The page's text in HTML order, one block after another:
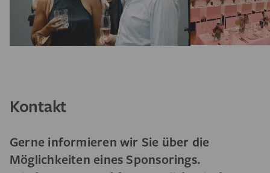
Kontakt
Gerne informieren wir Sie über die
Möglichkeiten eines Sponsorings.